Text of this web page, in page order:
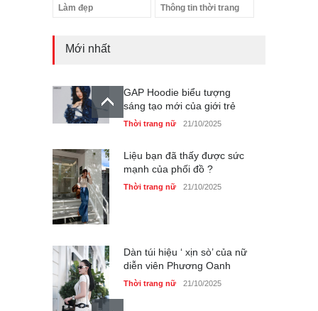
Làm đẹp Thông tin thời trang
Mới nhất
GAP Hoodie biểu tượng
sáng tạo mới của giới trẻ
Thời trang nữ 21/10/2025
Liệu bạn đã thấy được sức
mạnh của phối đồ ?
Thời trang nữ 21/10/2025
Dàn túi hiệu ‘ xịn sò’ của nữ
diễn viên Phương Oanh
Thời trang nữ 21/10/2025